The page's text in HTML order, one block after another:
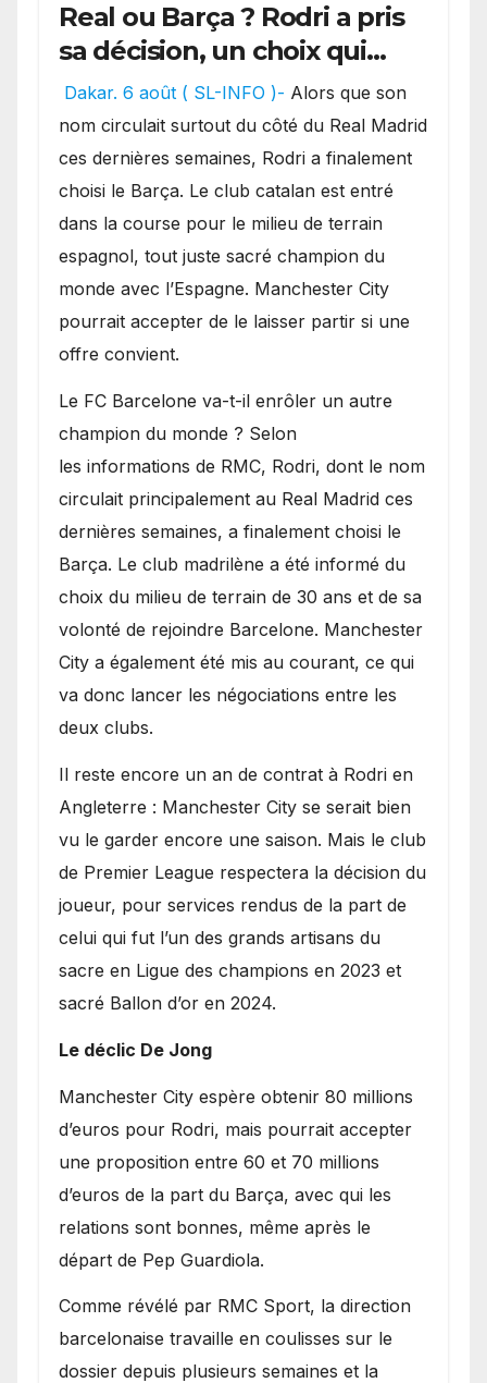
Real ou Barça ? Rodri a pris
sa décision, un choix qui
pourrait faire grand bruit
sur le marché des
transferts.
Dakar. 6 août ( SL-INFO )- Alors que son
nom circulait surtout du côté du Real Madrid
ces dernières semaines, Rodri a finalement
choisi le Barça. Le club catalan est entré
dans la course pour le milieu de terrain
espagnol, tout juste sacré champion du
monde avec l’Espagne. Manchester City
pourrait accepter de le laisser partir si une
offre convient.
​Le FC Barcelone va-t-il enrôler un autre
champion du monde ? Selon
les informations de RMC, Rodri, dont le nom
circulait principalement au Real Madrid ces
dernières semaines, a finalement choisi le
Barça. Le club madrilène a été informé du
choix du milieu de terrain de 30 ans et de sa
volonté de rejoindre Barcelone. Manchester
City a également été mis au courant, ce qui
va donc lancer les négociations entre les
deux clubs.
​Il reste encore un an de contrat à Rodri en
Angleterre : Manchester City se serait bien
vu le garder encore une saison. Mais le club
de Premier League respectera la décision du
joueur, pour services rendus de la part de
celui qui fut l’un des grands artisans du
sacre en Ligue des champions en 2023 et
sacré Ballon d’or en 2024.
Le déclic De Jong
​Manchester City espère obtenir 80 millions
d’euros pour Rodri, mais pourrait accepter
une proposition entre 60 et 70 millions
d’euros de la part du Barça, avec qui les
relations sont bonnes, même après le
départ de Pep Guardiola.
​Comme révélé par RMC Sport, la direction
barcelonaise travaille en coulisses sur le
dossier depuis plusieurs semaines et la